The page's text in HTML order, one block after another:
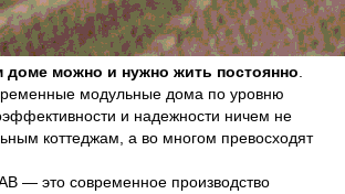
доме можно и нужно жить постоянно
модульные дома по уровню
и надежности ничем не
коттеджам, а во многом превосходят
— это современное производство